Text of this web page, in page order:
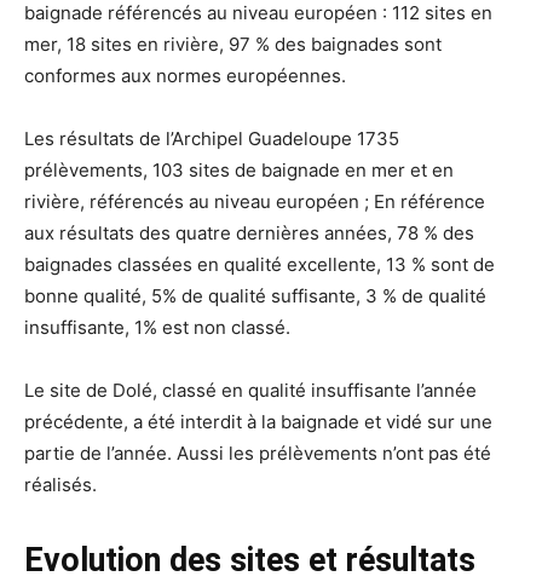
baignade référencés au niveau européen : 112 sites en
mer, 18 sites en rivière, 97 % des baignades sont
conformes aux normes européennes.
Les résultats de l’Archipel Guadeloupe 1735
prélèvements, 103 sites de baignade en mer et en
rivière, référencés au niveau européen ; En référence
aux résultats des quatre dernières années, 78 % des
baignades classées en qualité excellente, 13 % sont de
bonne qualité, 5% de qualité suffisante, 3 % de qualité
insuffisante, 1% est non classé.
Le site de Dolé, classé en qualité insuffisante l’année
précédente, a été interdit à la baignade et vidé sur une
partie de l’année. Aussi les prélèvements n’ont pas été
réalisés.
Evolution des sites et résultats